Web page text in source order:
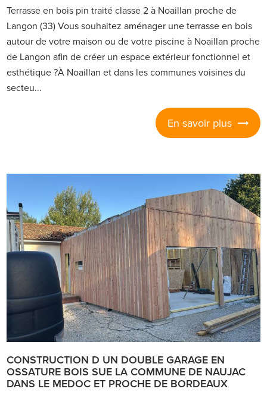
Terrasse en bois pin traité classe 2 à Noaillan proche de
Langon (33) Vous souhaitez aménager une terrasse en bois
autour de votre maison ou de votre piscine à Noaillan proche
de Langon afin de créer un espace extérieur fonctionnel et
esthétique ?À Noaillan et dans les communes voisines du
secteu...
En savoir plus
CONSTRUCTION D UN DOUBLE GARAGE EN
OSSATURE BOIS SUE LA COMMUNE DE NAUJAC
DANS LE MEDOC ET PROCHE DE BORDEAUX